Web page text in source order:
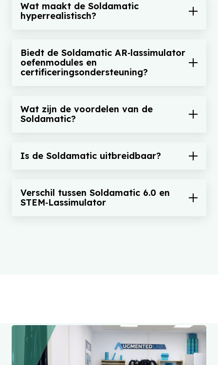
Wat maakt de Soldamatic
hyperrealistisch?
Biedt de Soldamatic AR‑lassimulator
oefenmodules en
certificeringsondersteuning?
Wat zijn de voordelen van de
Soldamatic?
Is de Soldamatic uitbreidbaar?
Verschil tussen Soldamatic 6.0 en
STEM‑Lassimulator